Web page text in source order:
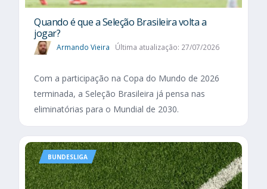
Quando é que a Seleção Brasileira volta a
jogar?
Armando Vieira Última atualização: 27/07/2026
Com a participação na Copa do Mundo de 2026
terminada, a Seleção Brasileira já pensa nas
eliminatórias para o Mundial de 2030.
BUNDESLIGA